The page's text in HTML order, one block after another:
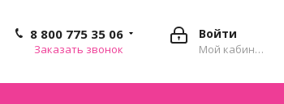
Войти
Мой кабинет
8 800 775 35 06
Заказать звонок